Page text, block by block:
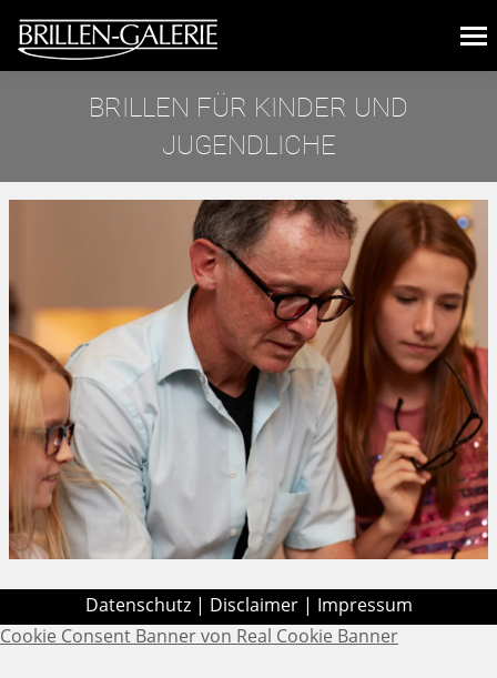
BRILLEN FÜR KINDER UND
JUGENDLICHE
Datenschutz| Disclaimer| Impressum
Cookie Consent Banner von Real Cookie Banner